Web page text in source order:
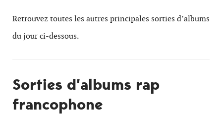
Retrouvez toutes les autres principales sorties d’albums
du jour ci-dessous.
Sorties d’albums rap
francophone